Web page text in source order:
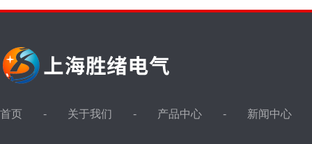
首页 关于我们 产品中心 新闻中心